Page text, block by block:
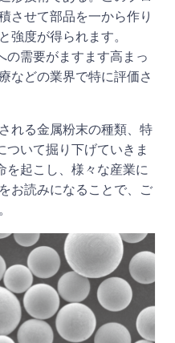
させて部品を一から作り
強度が得られます。
需要がますます高まっ
などの業界で特に評価さ
れる金属粉末の種類、特
いて掘り下げていきま
起こし、様々な産業に
お読みになることで、ご